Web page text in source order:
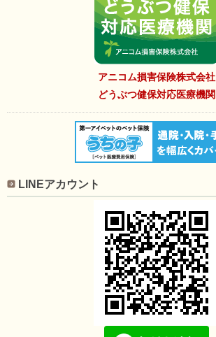
アニコム損害保険株式会社
どうぶつ健保対応医療機関
LINEアカウント